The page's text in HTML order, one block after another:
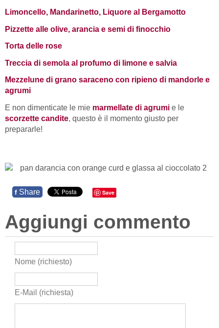
Limoncello, Mandarinetto, Liquore al Bergamotto
Pizzette alle olive, arancia e semi di finocchio
Torta delle rose
Treccia di semola al profumo di limone e salvia
Mezzelune di grano saraceno con ripieno di mandorle e
agrumi
E non dimenticate le mie marmellate di agrumi e le
scorzette candite, questo è il momento giusto per
prepararle!
f Share Save
Aggiungi commento
Nome (richiesto)
E-Mail (richiesta)